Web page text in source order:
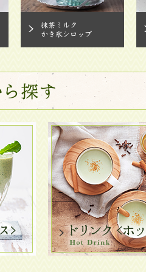
抹茶ミルク
かき氷シロップ